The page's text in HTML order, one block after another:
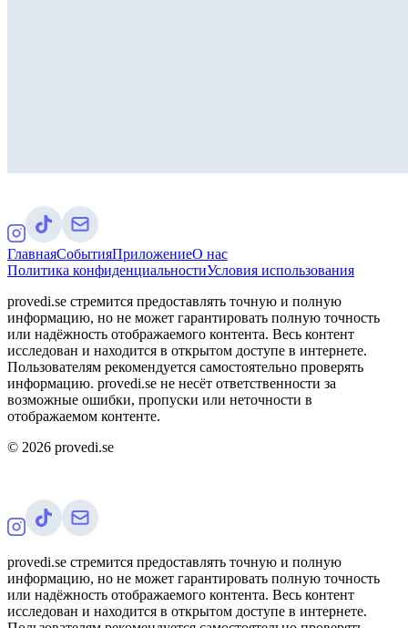
ГлавнаяСобытияПриложениеО нас
Политика конфиденциальностиУсловия использования
provedi.se стремится предоставлять точную и полную
информацию, но не может гарантировать полную точность
или надёжность отображаемого контента. Весь контент
исследован и находится в открытом доступе в интернете.
Пользователям рекомендуется самостоятельно проверять
информацию. provedi.se не несёт ответственности за
возможные ошибки, пропуски или неточности в
отображаемом контенте.
© 2026 provedi.se
provedi.se стремится предоставлять точную и полную
информацию, но не может гарантировать полную точность
или надёжность отображаемого контента. Весь контент
исследован и находится в открытом доступе в интернете.